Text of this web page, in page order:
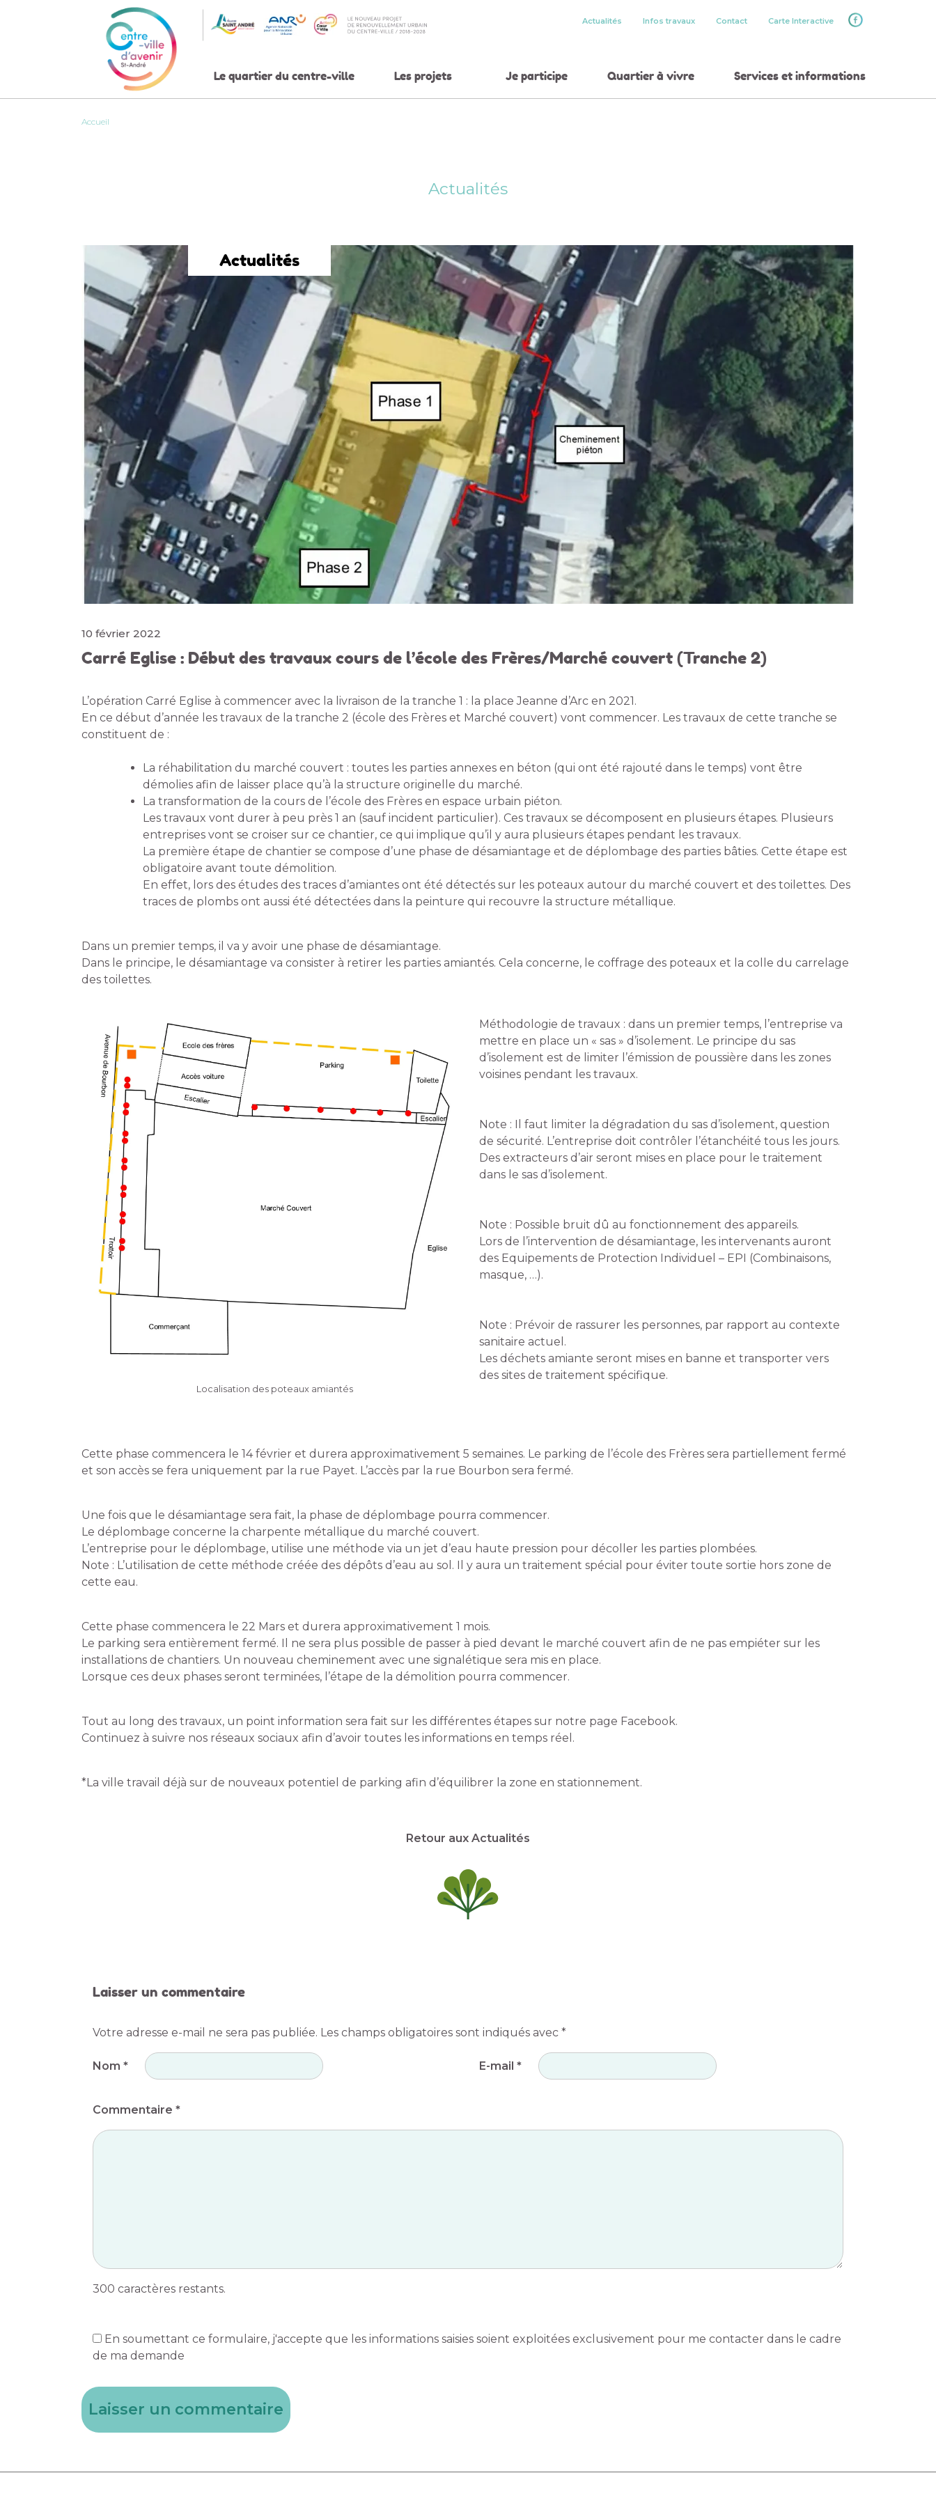
Actualités Infos travaux Contact Carte Interactive
Le quartier du centre-ville Les projets Je participe Quartier à vivre Services et informations
Accueil
Actualités
Actualités
10 février 2022
Carré Eglise : Début des travaux cours de l’école des Frères/Marché couvert (Tranche 2)
L’opération Carré Eglise à commencer avec la livraison de la tranche 1 : la place Jeanne d’Arc en 2021.
En ce début d’année les travaux de la tranche 2 (école des Frères et Marché couvert) vont commencer. Les travaux de cette tranche se
constituent de :
La réhabilitation du marché couvert : toutes les parties annexes en béton (qui ont été rajouté dans le temps) vont être
démolies afin de laisser place qu’à la structure originelle du marché.
La transformation de la cours de l’école des Frères en espace urbain piéton.
Les travaux vont durer à peu près 1 an (sauf incident particulier). Ces travaux se décomposent en plusieurs étapes. Plusieurs
entreprises vont se croiser sur ce chantier, ce qui implique qu’il y aura plusieurs étapes pendant les travaux.
La première étape de chantier se compose d’une phase de désamiantage et de déplombage des parties bâties. Cette étape est
obligatoire avant toute démolition.
En effet, lors des études des traces d’amiantes ont été détectés sur les poteaux autour du marché couvert et des toilettes. Des
traces de plombs ont aussi été détectées dans la peinture qui recouvre la structure métallique.
Dans un premier temps, il va y avoir une phase de désamiantage.
Dans le principe, le désamiantage va consister à retirer les parties amiantés. Cela concerne, le coffrage des poteaux et la colle du carrelage
des toilettes.
Localisation des poteaux amiantés
Méthodologie de travaux : dans un premier temps, l’entreprise va
mettre en place un « sas » d’isolement. Le principe du sas
d’isolement est de limiter l’émission de poussière dans les zones
voisines pendant les travaux.
Note : Il faut limiter la dégradation du sas d’isolement, question
de sécurité. L’entreprise doit contrôler l’étanchéité tous les jours.
Des extracteurs d’air seront mises en place pour le traitement
dans le sas d’isolement.
Note : Possible bruit dû au fonctionnement des appareils.
Lors de l’intervention de désamiantage, les intervenants auront
des Equipements de Protection Individuel – EPI (Combinaisons,
masque, …).
Note : Prévoir de rassurer les personnes, par rapport au contexte
sanitaire actuel.
Les déchets amiante seront mises en banne et transporter vers
des sites de traitement spécifique.
Cette phase commencera le 14 février et durera approximativement 5 semaines. Le parking de l’école des Frères sera partiellement fermé
et son accès se fera uniquement par la rue Payet. L’accès par la rue Bourbon sera fermé.
Une fois que le désamiantage sera fait, la phase de déplombage pourra commencer.
Le déplombage concerne la charpente métallique du marché couvert.
L’entreprise pour le déplombage, utilise une méthode via un jet d’eau haute pression pour décoller les parties plombées.
Note : L’utilisation de cette méthode créée des dépôts d’eau au sol. Il y aura un traitement spécial pour éviter toute sortie hors zone de
cette eau.
Cette phase commencera le 22 Mars et durera approximativement 1 mois.
Le parking sera entièrement fermé. Il ne sera plus possible de passer à pied devant le marché couvert afin de ne pas empiéter sur les
installations de chantiers. Un nouveau cheminement avec une signalétique sera mis en place.
Lorsque ces deux phases seront terminées, l’étape de la démolition pourra commencer.
Tout au long des travaux, un point information sera fait sur les différentes étapes sur notre page Facebook.
Continuez à suivre nos réseaux sociaux afin d’avoir toutes les informations en temps réel.
*La ville travail déjà sur de nouveaux potentiel de parking afin d’équilibrer la zone en stationnement.
Retour aux Actualités
Laisser un commentaire
Votre adresse e-mail ne sera pas publiée. Les champs obligatoires sont indiqués avec *
Nom * E-mail *
Commentaire *
300 caractères restants.
En soumettant ce formulaire, j'accepte que les informations saisies soient exploitées exclusivement pour me contacter dans le cadre
de ma demande